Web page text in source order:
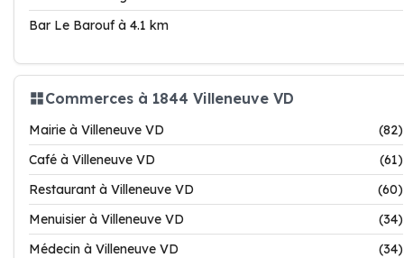
Bar Le Barouf à 4.1 km
Commerces à 1844 Villeneuve VD
Mairie à Villeneuve VD
(82)
Café à Villeneuve VD
(61)
Restaurant à Villeneuve VD
(60)
Menuisier à Villeneuve VD
(34)
Médecin à Villeneuve VD
(34)